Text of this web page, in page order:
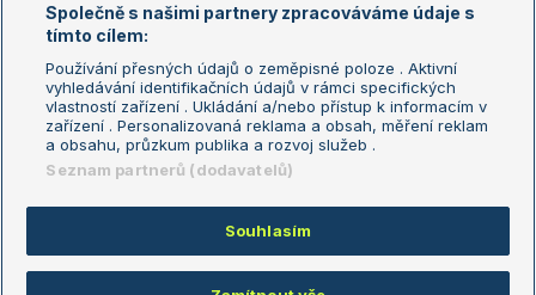
LS Prague Open
Podmínky užití
Nastavení soukromí
GDPR a žurnalistika
Reklama
Kontakt
Informace o zpracování osobních
údajů
Copyright © 2008-2026 TenisPortal.cz. Využíváme zpravodajství ČTK.
Společně s našimi partnery zpracováváme údaje s
tímto cílem:
Používání přesných údajů o zeměpisné poloze . Aktivní
vyhledávání identifikačních údajů v rámci specifických
vlastností zařízení . Ukládání a/nebo přístup k informacím v
zařízení . Personalizovaná reklama a obsah, měření reklam
a obsahu, průzkum publika a rozvoj služeb .
Seznam partnerů (dodavatelů)
Souhlasím